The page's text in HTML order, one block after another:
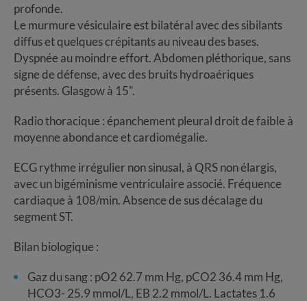
profonde.
Le murmure vésiculaire est bilatéral avec des sibilants
diffus et quelques crépitants au niveau des bases.
Dyspnée au moindre effort. Abdomen pléthorique, sans
signe de défense, avec des bruits hydroaériques
présents. Glasgow à 15".
Radio thoracique : épanchement pleural droit de faible à
moyenne abondance et cardiomégalie.
ECG rythme irrégulier non sinusal, à QRS non élargis,
avec un bigéminisme ventriculaire associé. Fréquence
cardiaque à 108/min. Absence de sus décalage du
segment ST.
Bilan biologique :
Gaz du sang : pO2 62.7 mm Hg, pCO2 36.4 mm Hg,
HCO3- 25.9 mmol/L, EB 2.2 mmol/L. Lactates 1.6